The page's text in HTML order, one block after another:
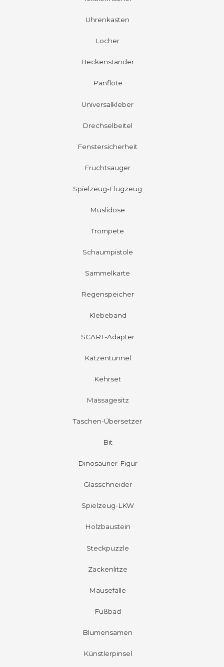
Uhrenkasten
Locher
Beckenständer
Panflöte
Universalkleber
Drechselbeitel
Fenstersicherheit
Fruchtsauger
Spielzeug-Flugzeug
Müslidose
Trompete
Schaumpistole
Sammelkarte
Regenspeicher
Klebeband
SCART-Adapter
Katzentunnel
Kehrset
Massagesitz
Taschen-Übersetzer
Bit
Dinosaurier-Figur
Glasschneider
Spielzeug-LKW
Holzbaustein
Steckpuzzle
Zackenlitze
Mausefalle
Fußbad
Blumensamen
Künstlerpinsel